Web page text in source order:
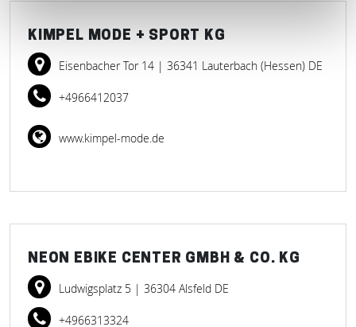
KIMPEL MODE + SPORT KG
Eisenbacher Tor 14 | 36341 Lauterbach (Hessen) DE
+4966412037
www.kimpel-mode.de
NEON EBIKE CENTER GMBH & CO. KG
Ludwigsplatz 5 | 36304 Alsfeld DE
+4966313324